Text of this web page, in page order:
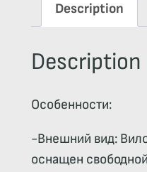
Description
Description
Особенности:
-Внешний вид:
оснащен